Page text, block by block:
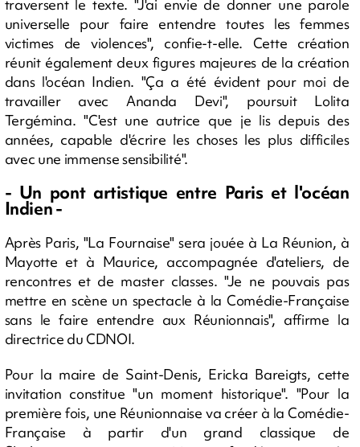
traversent le texte. "J'ai envie de donner une parole
universelle pour faire entendre toutes les femmes
victimes de violences", confie-t-elle. Cette création
réunit également deux figures majeures de la création
dans l'océan Indien. "Ça a été évident pour moi de
travailler avec Ananda Devi", poursuit Lolita
Tergémina. "C'est une autrice que je lis depuis des
années, capable d'écrire les choses les plus difficiles
avec une immense sensibilité".
- Un pont artistique entre Paris et l'océan
Indien -
Après Paris, "La Fournaise" sera jouée à La Réunion, à
Mayotte et à Maurice, accompagnée d'ateliers, de
rencontres et de master classes. "Je ne pouvais pas
mettre en scène un spectacle à la Comédie-Française
sans le faire entendre aux Réunionnais", affirme la
directrice du CDNOI.
Pour la maire de Saint-Denis, Ericka Bareigts, cette
invitation constitue "un moment historique". "Pour la
première fois, une Réunionnaise va créer à la Comédie-
Française à partir d'un grand classique de